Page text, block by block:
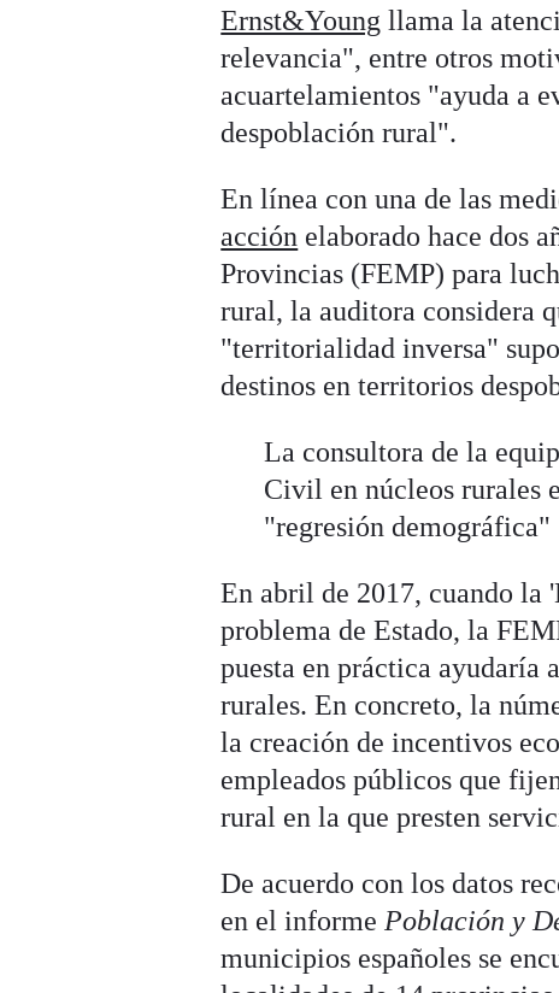
Ernst&Young llama la
relevancia", entre otros
acuartelamientos "ayuda a
despoblación rural".
En línea con una de las
acción elaborado hace dos
Provincias (FEMP) para
rural, la auditora considera
"territorialidad inversa"
destinos en territorios
La consultora de la
Civil en núcleos rurales
"regresión demográfica"
En abril de 2017, cuando la
problema de Estado, la
puesta en práctica ayudaría
rurales. En concreto, la
la creación de incentivos
empleados públicos que
rural en la que presten
De acuerdo con los datos
en el informePoblación y
municipios españoles se